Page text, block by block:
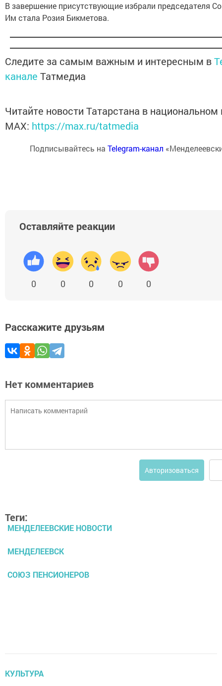
В завершение присутствующие избрали председателя
Им стала Розия Бикметова.
Следите за самым важным и интересным в
канале Татмедиа
Читайте новости Татарстана в
MАХ: https://max.ru/tatmedia
Подписывайтесь на Telegram-канал
Оставляйте реакции
0 0 0 0 0
Расскажите друзьям
Нет комментариев
Авторизоваться
Теги:
МЕНДЕЛЕЕВСКИЕ НОВОСТИ
МЕНДЕЛЕЕВСК
СОЮЗ ПЕНСИОНЕРОВ
КУЛЬТУРА